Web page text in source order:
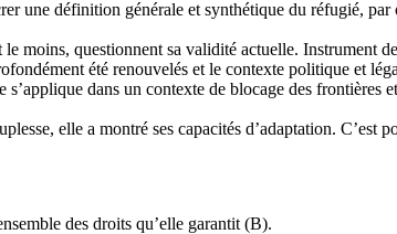
une définition générale et synthétique du réfugié,
moins, questionnent sa validité actuelle. Instrument
été renouvelés et le contexte politique et
dans un contexte de blocage des frontières
elle a montré ses capacités d’adaptation. C’est
des droits qu’elle garantit (B).